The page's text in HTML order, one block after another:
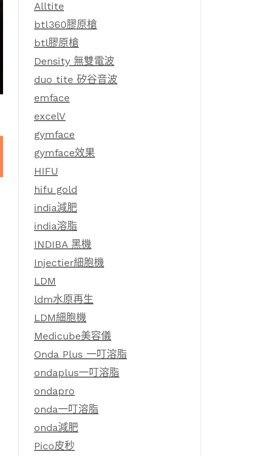
Alltite
btl360膠原槍
btl膠原槍
Density 無雙電波
duo tite 矽谷音波
emface
excelV
gymface
gymface效果
HIFU
hifu gold
india減肥
india溶脂
INDIBA 黑機
Injectier細胞機
LDM
ldm水原再生
LDM細胞機
Medicube美容儀
Onda Plus 一叮溶脂
ondaplus一叮溶脂
ondapro
onda一叮溶脂
onda減肥
Pico皮秒